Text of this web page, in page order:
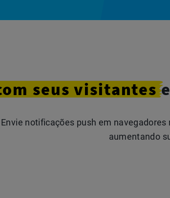
seus visitantes
Envie notificações push em
aumentando